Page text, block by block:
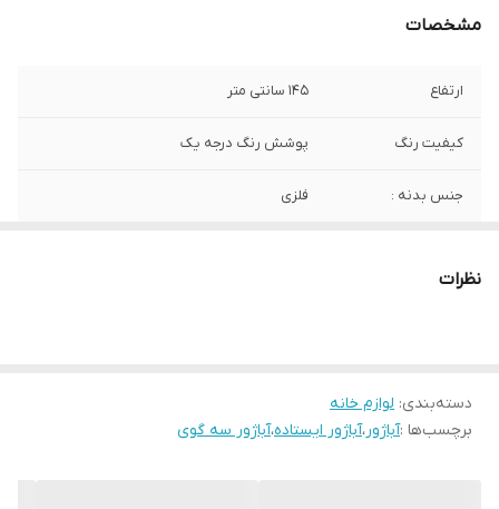
مشخصات
ارتفاع 145 سانتی متر
کیفیت رنگ پوشش رنگ درجه یک
جنس بدنه : فلزی
نظرات
دسته‌بندی: لوازم خانه
برچسب‌ها :آباژور،آباژور ایستاده،آباژور سه گوی